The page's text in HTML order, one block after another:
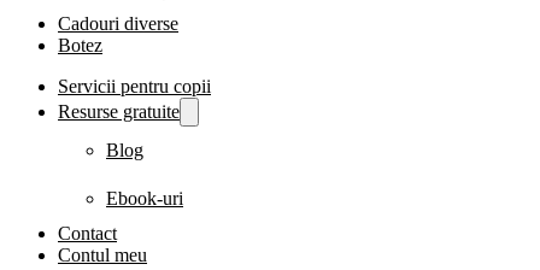
Cadouri diverse
Botez
Servicii pentru copii
Resurse gratuite
Blog
Ebook-uri
Contact
Contul meu